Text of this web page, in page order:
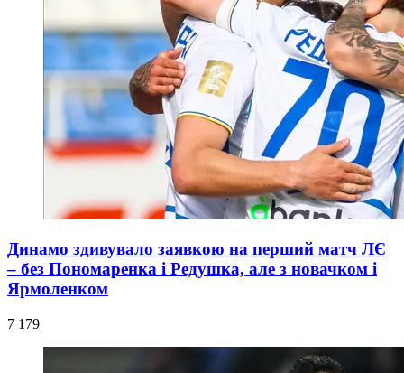
Динамо здивувало заявкою на перший матч ЛЄ
– без Пономаренка і Редушка, але з новачком і
Ярмоленком
7 179